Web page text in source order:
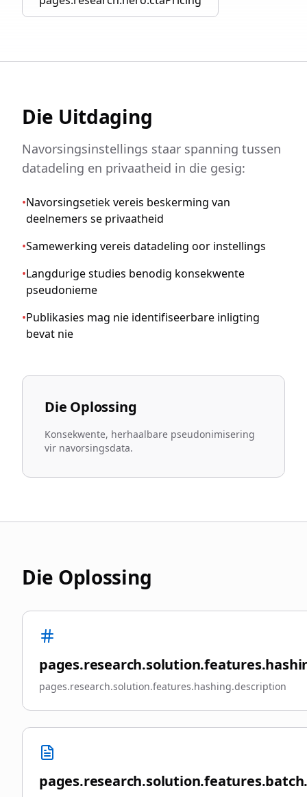
Die Uitdaging
Navorsingsinstellings staar spanning tussen
datadeling en privaatheid in die gesig:
•Navorsingsetiek vereis beskerming van
deelnemers se privaatheid
•Samewerking vereis datadeling oor instellings
•Langdurige studies benodig konsekwente
pseudonieme
•Publikasies mag nie identifiseerbare inligting
bevat nie
Die Oplossing
Konsekwente, herhaalbare pseudonimisering
vir navorsingsdata.
Die Oplossing
pages.research.solution.features.hashing.description